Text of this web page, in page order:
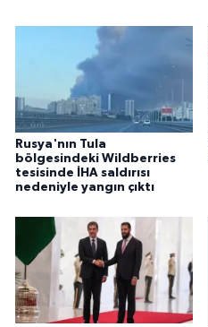
Rusya'nın Tula
bölgesindeki Wildberries
tesisinde İHA saldırısı
nedeniyle yangın çıktı